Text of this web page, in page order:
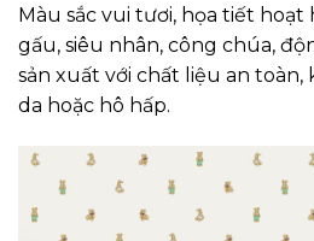
Màu sắc vui tươi, họa tiết
gấu, siêu nhân, công chúa,
sản xuất với chất liệu an
da hoặc hô hấp.